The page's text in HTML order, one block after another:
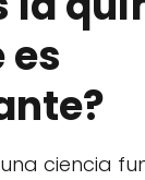
es
ciencia